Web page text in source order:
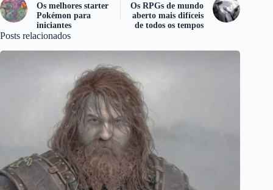
Os melhores starter
Pokémon para
iniciantes
Os RPGs de mundo
aberto mais difíceis
de todos os tempos
Posts relacionados